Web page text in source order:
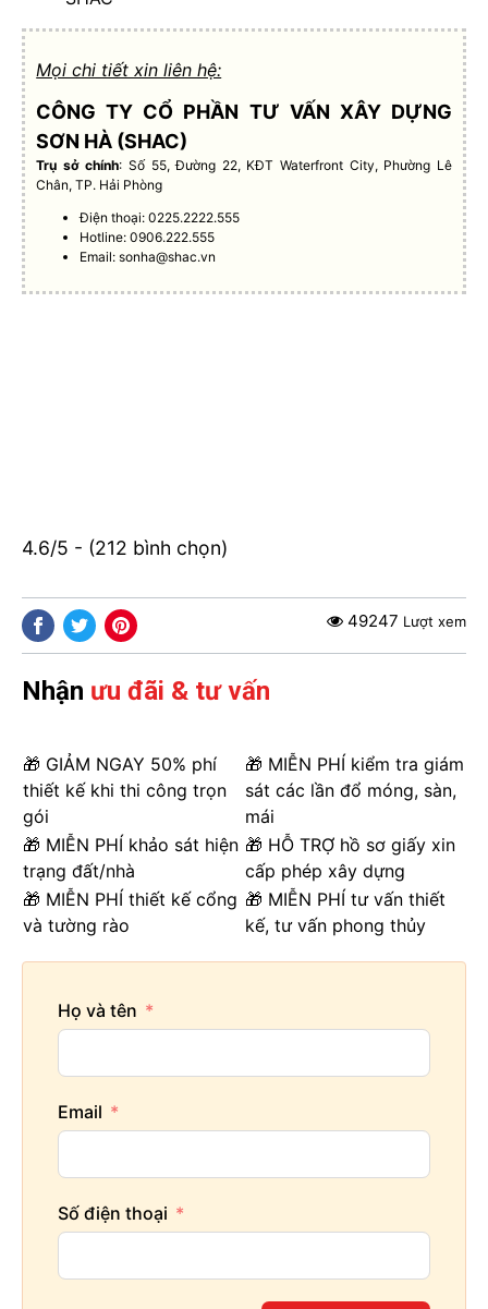
Mọi chi tiết xin liên hệ:
CÔNG TY CỔ PHẦN TƯ VẤN XÂY DỰNG
SƠN HÀ (SHAC)
Trụ sở chính: Số 55, Đường 22, KĐT Waterfront City, Phường Lê
Chân, TP. Hải Phòng
Điện thoại: 0225.2222.555
Hotline: 0906.222.555
Email:sonha@shac.vn
4.6/5 - (212 bình chọn)
49247 Lượt xem
Nhận ưu đãi & tư vấn
🎁 GIẢM NGAY 50% phí
thiết kế khi thi công trọn
gói
🎁 MIỄN PHÍ kiểm tra giám
sát các lần đổ móng, sàn,
mái
🎁 MIỄN PHÍ khảo sát hiện
trạng đất/nhà
🎁 HỖ TRỢ hồ sơ giấy xin
cấp phép xây dựng
🎁 MIỄN PHÍ thiết kế cổng
và tường rào
🎁 MIỄN PHÍ tư vấn thiết
kế, tư vấn phong thủy
Họ và tên
Email
Số điện thoại